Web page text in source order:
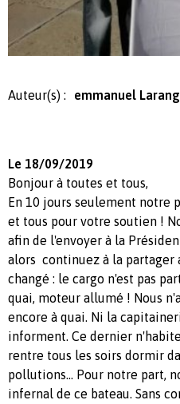
Auteur(s) : emmanuel
Le 18/09/2019
Bonjour à toutes et tous,
En 10 jours seulement notre
et tous pour votre soutien !
afin de l'envoyer à la
alors continuez à la partager
changé : le cargo n'est pas
quai, moteur allumé ! Nous
encore à quai. Ni la
informent. Ce dernier
rentre tous les soirs dormir
pollutions... Pour notre part,
infernal de ce bateau. Sans